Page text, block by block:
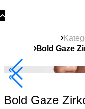
Bold Gaze
2+ Ürüne +%10
Bold Gaze